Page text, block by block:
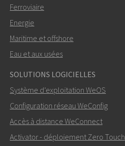
+46 16 42 80 00
info@westermo.com
Ferroviaire
Energie
Maritime et offshore
Eau et aux usées
SOLUTIONS LOGICIELLES
Système d’exploitation WeOS
Configuration réseau WeConfig
Accès à distance WeConnect
Activator - déploiement Zero Touch